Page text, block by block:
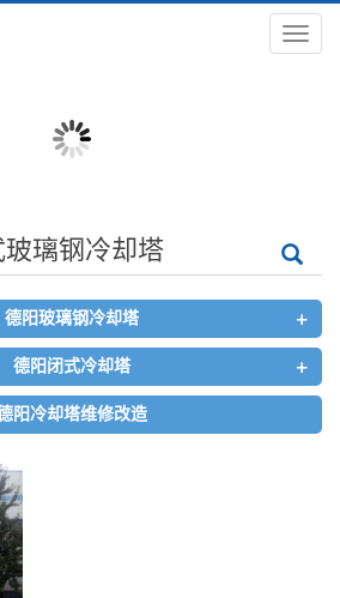
导
航
璃钢冷却塔
德阳玻璃钢冷却塔 +
德阳闭式冷却塔 +
阳冷却塔维修改造